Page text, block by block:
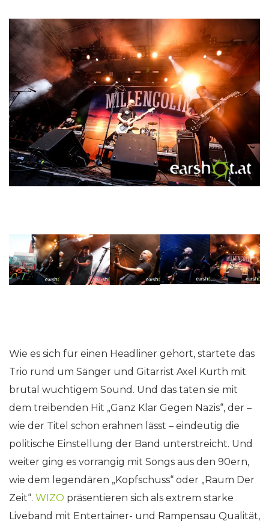
Wie es sich für einen Headliner gehört, startete das
Trio rund um Sänger und Gitarrist Axel Kurth mit
brutal wuchtigem Sound. Und das taten sie mit
dem treibenden Hit „Ganz Klar Gegen Nazis“, der –
wie der Titel schon erahnen lässt – eindeutig die
politische Einstellung der Band unterstreicht. Und
weiter ging es vorrangig mit Songs aus den 90ern,
wie dem legendären „Kopfschuss“ oder „Raum Der
Zeit“. WIZO präsentieren sich als extrem starke
Liveband mit Entertainer- und Rampensau Qualität,